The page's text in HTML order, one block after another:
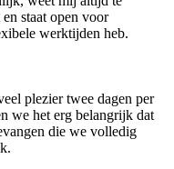
staat open voor
werktijden heb.
plezier twee dagen per
we het erg belangrijk dat
die we volledig